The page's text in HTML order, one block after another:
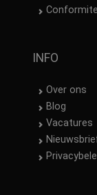
INFO
Over ons
Blog
Vacatures